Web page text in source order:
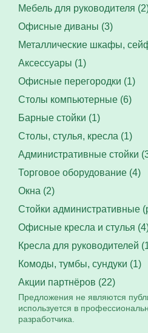
Мебель для руководителя
Офисные диваны (3)
Металлические шкафы,
Аксессуары (1)
Офисные перегородки (1)
Столы компьютерные (6)
Барные стойки (1)
Столы, стулья, кресла (1)
Административные стойки
Торговое оборудование (4)
Окна (2)
Стойки административные
Офисные кресла и стулья
Кресла для руководителей
Комоды, тумбы, сундуки (1)
Акции партнёров (22)
Предложения не являются
используется в
разработчика.